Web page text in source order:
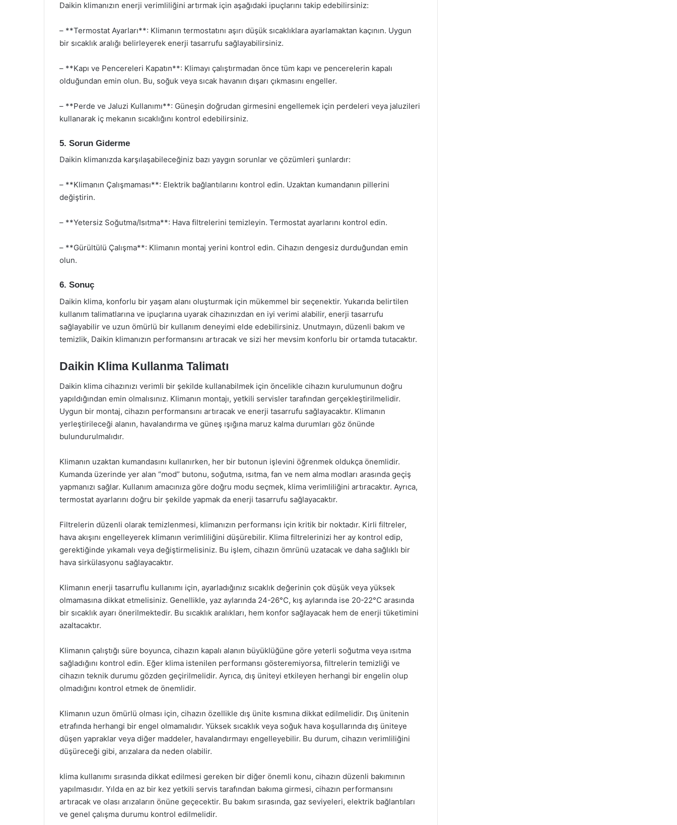
Daikin klimanızın enerji verimliliğini artırmak için aşağıdaki ipuçlarını takip edebilirsiniz:
– **Termostat Ayarları**: Klimanın termostatını aşırı düşük sıcaklıklara ayarlamaktan kaçının. Uygun
bir sıcaklık aralığı belirleyerek enerji tasarrufu sağlayabilirsiniz.
– **Kapı ve Pencereleri Kapatın**: Klimayı çalıştırmadan önce tüm kapı ve pencerelerin kapalı
olduğundan emin olun. Bu, soğuk veya sıcak havanın dışarı çıkmasını engeller.
– **Perde ve Jaluzi Kullanımı**: Güneşin doğrudan girmesini engellemek için perdeleri veya jaluzileri
kullanarak iç mekanın sıcaklığını kontrol edebilirsiniz.
5. Sorun Giderme
Daikin klimanızda karşılaşabileceğiniz bazı yaygın sorunlar ve çözümleri şunlardır:
– **Klimanın Çalışmaması**: Elektrik bağlantılarını kontrol edin. Uzaktan kumandanın pillerini
değiştirin.
– **Yetersiz Soğutma/Isıtma**: Hava filtrelerini temizleyin. Termostat ayarlarını kontrol edin.
– **Gürültülü Çalışma**: Klimanın montaj yerini kontrol edin. Cihazın dengesiz durduğundan emin
olun.
6. Sonuç
Daikin klima, konforlu bir yaşam alanı oluşturmak için mükemmel bir seçenektir. Yukarıda belirtilen
kullanım talimatlarına ve ipuçlarına uyarak cihazınızdan en iyi verimi alabilir, enerji tasarrufu
sağlayabilir ve uzun ömürlü bir kullanım deneyimi elde edebilirsiniz. Unutmayın, düzenli bakım ve
temizlik, Daikin klimanızın performansını artıracak ve sizi her mevsim konforlu bir ortamda tutacaktır.
Daikin Klima Kullanma Talimatı
Daikin klima cihazınızı verimli bir şekilde kullanabilmek için öncelikle cihazın kurulumunun doğru
yapıldığından emin olmalısınız. Klimanın montajı, yetkili servisler tarafından gerçekleştirilmelidir.
Uygun bir montaj, cihazın performansını artıracak ve enerji tasarrufu sağlayacaktır. Klimanın
yerleştirileceği alanın, havalandırma ve güneş ışığına maruz kalma durumları göz önünde
bulundurulmalıdır.
Klimanın uzaktan kumandasını kullanırken, her bir butonun işlevini öğrenmek oldukça önemlidir.
Kumanda üzerinde yer alan “mod” butonu, soğutma, ısıtma, fan ve nem alma modları arasında geçiş
yapmanızı sağlar. Kullanım amacınıza göre doğru modu seçmek, klima verimliliğini artıracaktır. Ayrıca,
termostat ayarlarını doğru bir şekilde yapmak da enerji tasarrufu sağlayacaktır.
Filtrelerin düzenli olarak temizlenmesi, klimanızın performansı için kritik bir noktadır. Kirli filtreler,
hava akışını engelleyerek klimanın verimliliğini düşürebilir. Klima filtrelerinizi her ay kontrol edip,
gerektiğinde yıkamalı veya değiştirmelisiniz. Bu işlem, cihazın ömrünü uzatacak ve daha sağlıklı bir
hava sirkülasyonu sağlayacaktır.
Klimanın enerji tasarruflu kullanımı için, ayarladığınız sıcaklık değerinin çok düşük veya yüksek
olmamasına dikkat etmelisiniz. Genellikle, yaz aylarında 24-26°C, kış aylarında ise 20-22°C arasında
bir sıcaklık ayarı önerilmektedir. Bu sıcaklık aralıkları, hem konfor sağlayacak hem de enerji tüketimini
azaltacaktır.
Klimanın çalıştığı süre boyunca, cihazın kapalı alanın büyüklüğüne göre yeterli soğutma veya ısıtma
sağladığını kontrol edin. Eğer klima istenilen performansı gösteremiyorsa, filtrelerin temizliği ve
cihazın teknik durumu gözden geçirilmelidir. Ayrıca, dış üniteyi etkileyen herhangi bir engelin olup
olmadığını kontrol etmek de önemlidir.
Klimanın uzun ömürlü olması için, cihazın özellikle dış ünite kısmına dikkat edilmelidir. Dış ünitenin
etrafında herhangi bir engel olmamalıdır. Yüksek sıcaklık veya soğuk hava koşullarında dış üniteye
düşen yapraklar veya diğer maddeler, havalandırmayı engelleyebilir. Bu durum, cihazın verimliliğini
düşüreceği gibi, arızalara da neden olabilir.
klima kullanımı sırasında dikkat edilmesi gereken bir diğer önemli konu, cihazın düzenli bakımının
yapılmasıdır. Yılda en az bir kez yetkili servis tarafından bakıma girmesi, cihazın performansını
artıracak ve olası arızaların önüne geçecektir. Bu bakım sırasında, gaz seviyeleri, elektrik bağlantıları
ve genel çalışma durumu kontrol edilmelidir.